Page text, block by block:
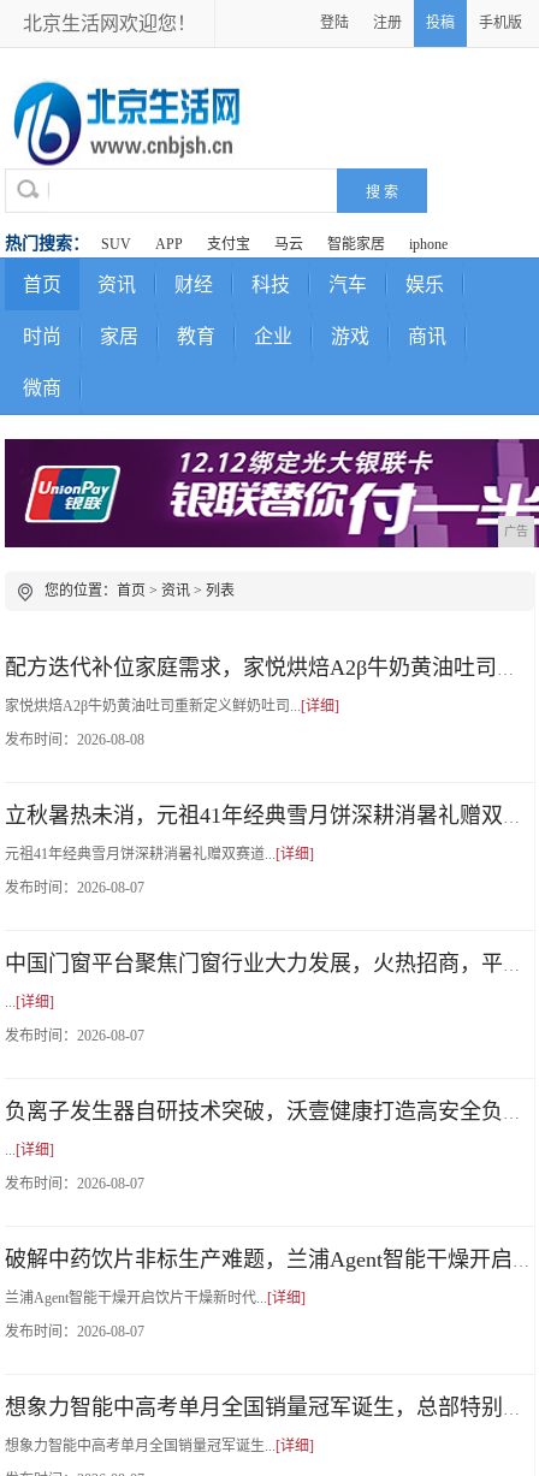
北京生活网欢迎您！ 登陆 注册 投稿 手机版
热门搜索： SUV APP 支付宝 马云 智能家居 iphone
首页 资讯 财经 科技 汽车 娱乐
时尚 家居 教育 企业 游戏 商讯
微商
广告
您的位置：首页 >资讯 > 列表
家悦烘焙A2β牛奶黄油吐司重新定义鲜奶吐司...[详细]
发布时间：2026-08-08
元祖41年经典雪月饼深耕消暑礼赠双赛道...[详细]
发布时间：2026-08-07
...[详细]
发布时间：2026-08-07
...[详细]
发布时间：2026-08-07
兰浦Agent智能干燥开启饮片干燥新时代...[详细]
发布时间：2026-08-07
想象力智能中高考单月全国销量冠军诞生...[详细]